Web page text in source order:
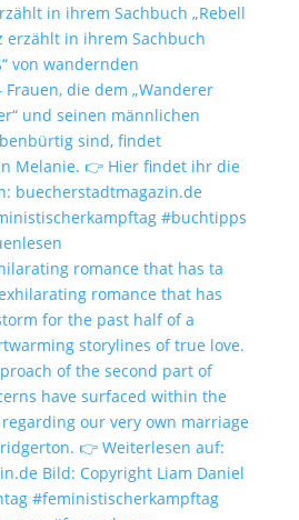
in ihrem Sachbuch „Rebell
romance that has ta